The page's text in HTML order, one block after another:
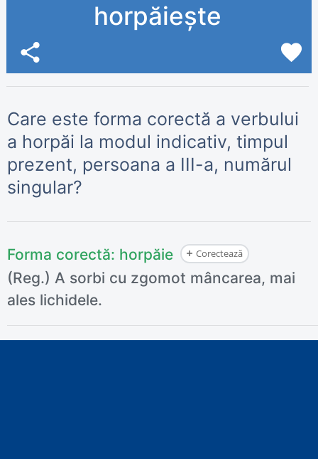
horpăiește
share favorite
Care este forma corectă a verbului
a horpăi la modul indicativ, timpul
prezent, persoana a III-a, numărul
singular?
Forma corectă: horpăie Corectează
(Reg.) A sorbi cu zgomot mâncarea, mai
ales lichidele.